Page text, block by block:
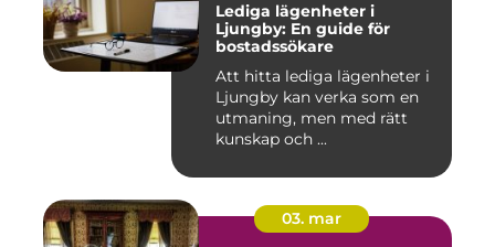
Lediga lägenheter i
Ljungby: En guide för
bostadssökare
Att hitta lediga lägenheter i
Ljungby kan verka som en
utmaning, men med rätt
kunskap och ...
03. mar